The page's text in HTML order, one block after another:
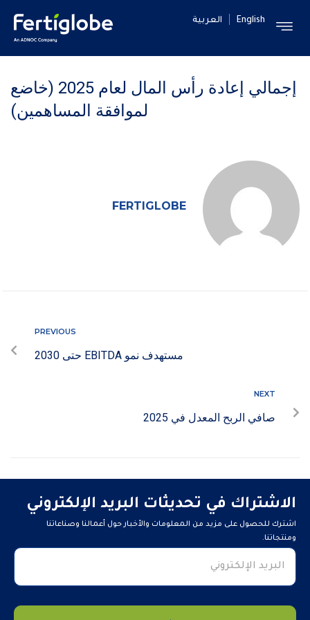
English العربية
إجمالي إعادة رأس المال لعام 2025 (خاضع
لموافقة المساهمين)
FERTIGLOBE
PREVIOUS
مستهدف نمو EBITDA حتى 2030
NEXT
صافي الربح المعدل في 2025
الاشتراك في تحديثات البريد الإلكتروني
اشترك للحصول على مزيد من المعلومات والأخبار حول أعمالنا وصناعاتنا
ومنتجاتنا.